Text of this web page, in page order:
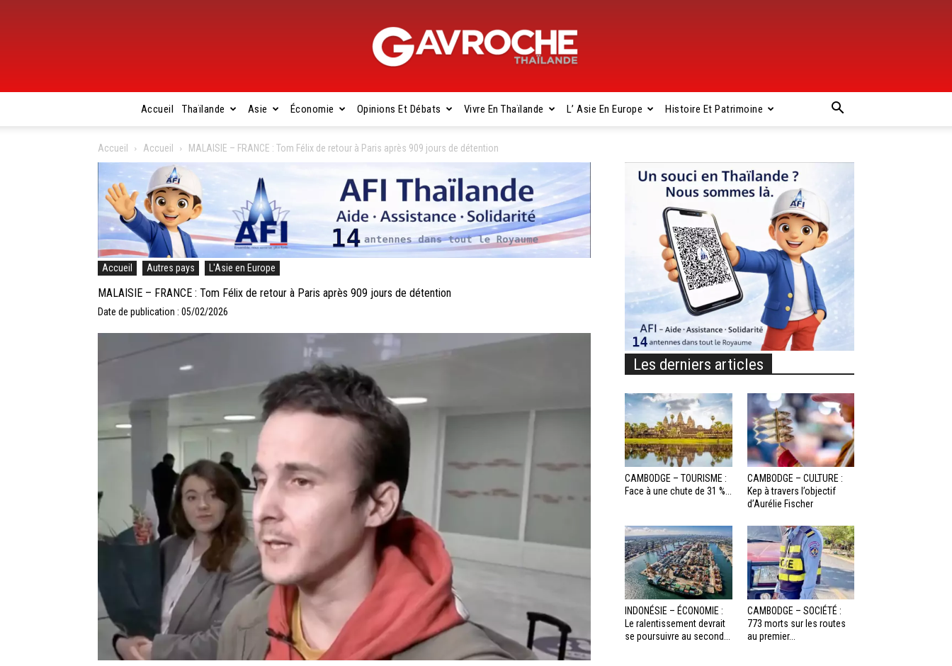
Gavroche
Thaïlande
Accueil Thaïlande Asie Économie Opinions Et Débats Vivre En Thaïlande L’ Asie En Europe Histoire Et Patrimoine
Accueil Accueil MALAISIE – FRANCE : Tom Félix de retour à Paris après 909 jours de détention
Accueil Autres pays L'Asie en Europe
MALAISIE – FRANCE : Tom Félix de retour à Paris après 909 jours de détention
Date de publication : 05/02/2026
Les derniers articles
CAMBODGE – TOURISME :
Face à une chute de 31 %...
CAMBODGE – CULTURE :
Kep à travers l’objectif
d’Aurélie Fischer
INDONÉSIE – ÉCONOMIE :
Le ralentissement devrait
se poursuivre au second...
CAMBODGE – SOCIÉTÉ :
773 morts sur les routes
au premier...